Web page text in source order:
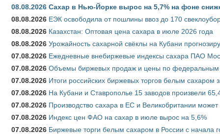
08.08.2026 Сахар в Нью-Йорке вырос на 5,7% на фоне
08.08.2026 ЕЭК освободила от пошлины ввоз до 170
08.08.2026 Казахстан: Оптовая цена сахара в июле 2026 года
08.08.2026 Урожайность сахарной свёклы на Кубани
07.08.2026 Ежедневные внебиржевые индексы сахара ПАО
07.08.2026 Объемы биржевых продаж и цены по федеральным
07.08.2026 Итоги российских биржевых торгов белым сахаром
07.08.2026 На Кубани и Ставрополье 15 заводов произвели
07.08.2026 Производство сахара в ЕС и Великобритании
07.08.2026 Индекс цен ФАО на сахар в июле вырос на 5,6%
07.08.2026 Биржевые торги белым сахаром в России с начала